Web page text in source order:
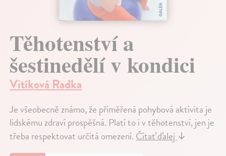
Těhotenství a
šestinedělí v kondici
Vitíková Radka
Je všeobecně známo, že přiměřená pohybová aktivita je
lidskému zdraví prospěšná. Platí to i v těhotenství, jen je
třeba respektovat určitá omezení.Čítať ďalej↓